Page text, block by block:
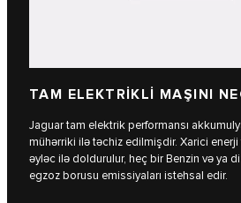
TAM ELEKTRİKLİ MAŞINI
Jaguar tam elektrik performansı
mühərriki ilə təchiz edilmişdir. Xarici enerji
əyləc ilə doldurulur, heç bir Benzin və ya
egzoz borusu emissiyaları istehsal edir.